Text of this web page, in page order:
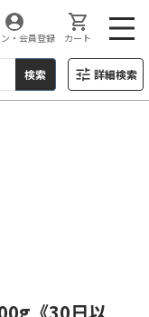
納税
・会員登録 カート
検索 詳細検索